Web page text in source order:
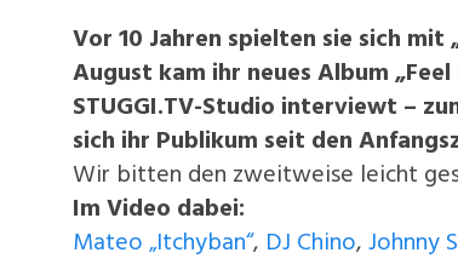
Vor 10 Jahren spielten sie sich mit
August kam ihr neues Album
STUGGI.TV-Studio interviewt –
sich ihr Publikum seit den
Wir bitten den zweitweise leicht
Im Video dabei:
Mateo „Itchyban“, DJ Chino,Johnny